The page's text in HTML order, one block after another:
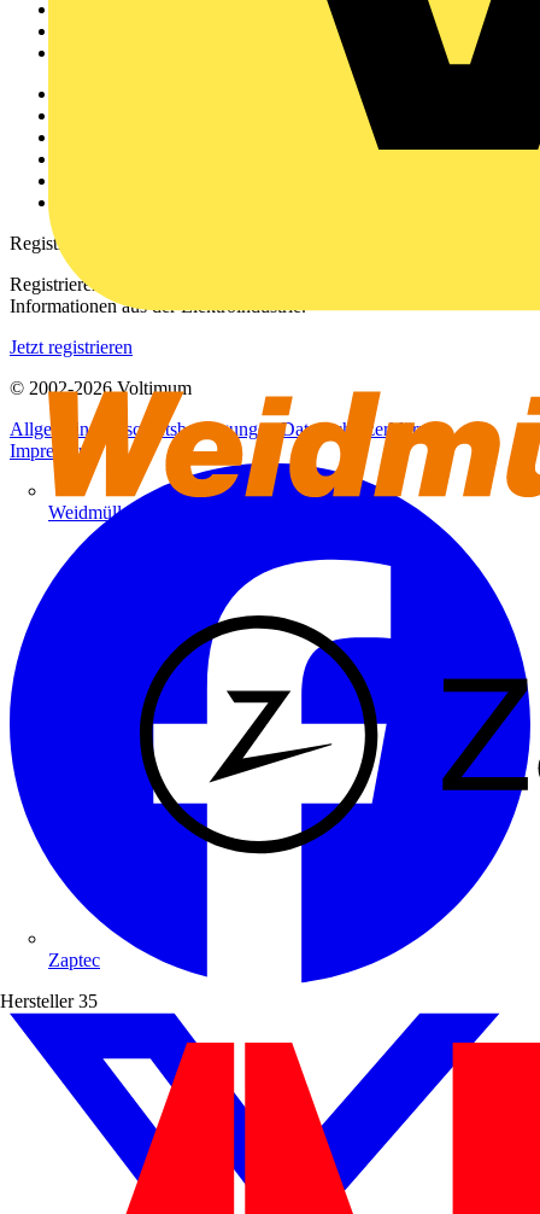
Weidmüller
Zaptec
Hersteller 35
Registrierung
Registrieren Sie sich kostenlos und erhalten Sie stets aktuelle
Informationen aus der Elektroindustrie.
Jetzt registrieren
© 2002-2026Voltimum
Allgemeine GeschäftsbedingungenDatenschutzerklärung
Impressum